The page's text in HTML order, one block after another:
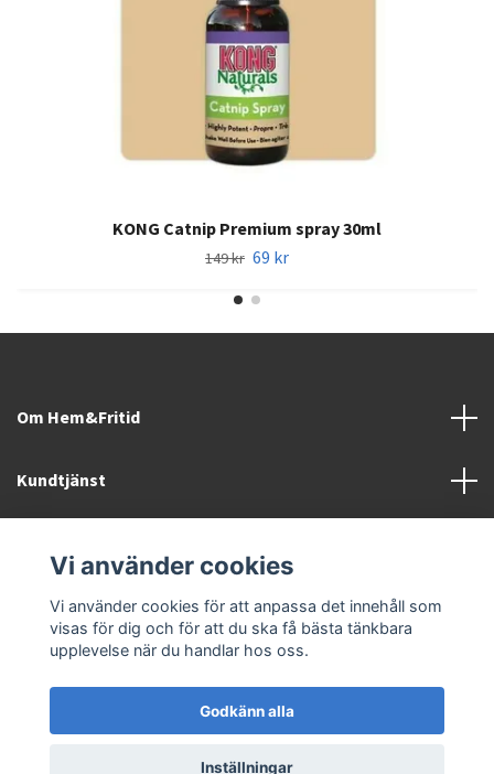
KONG Catnip Premium spray 30ml
149 kr 69 kr
Om Hem&Fritid
Kundtjänst
Sociala medier
© 2026 Hem&Fritid i Sävsjö AB
Vi använder cookies
Vi använder cookies för att anpassa det innehåll som
visas för dig och för att du ska få bästa tänkbara
upplevelse när du handlar hos oss.
Godkänn alla
Inställningar